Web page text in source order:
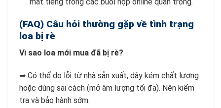
(FAQ) Câu hỏi thường gặp về tình trạng
loa bị rè
Vì sao loa mới mua đã bị rè?
➡ Có thể do lỗi từ nhà sản xuất, dây kém chất lượng
hoặc dùng sai cách (mở âm lượng tối đa). Nên kiểm
tra và bảo hành sớm.